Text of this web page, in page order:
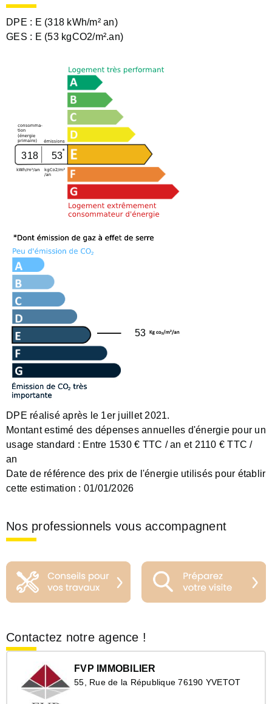
DPE : E (318 kWh/m² an)
GES : E (53 kgCO2/m².an)
318 53
53
DPE réalisé après le 1er juillet 2021.
Montant estimé des dépenses annuelles d'énergie pour un
usage standard : Entre 1530 € TTC / an et 2110 € TTC /
an
Date de référence des prix de l'énergie utilisés pour établir
cette estimation : 01/01/2026
Nos professionnels vous accompagnent
Contactez notre agence !
FVP IMMOBILIER
55, Rue de la République 76190 YVETOT